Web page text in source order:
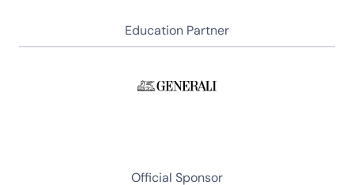
Education Partner
Official Sponsor